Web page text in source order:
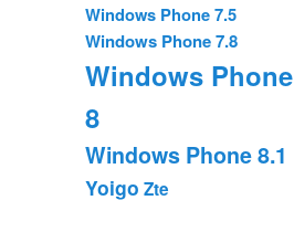
Windows Phone 7.5
Windows Phone 7.8
Windows Phone
8
Windows Phone 8.1
Yoigo Zte